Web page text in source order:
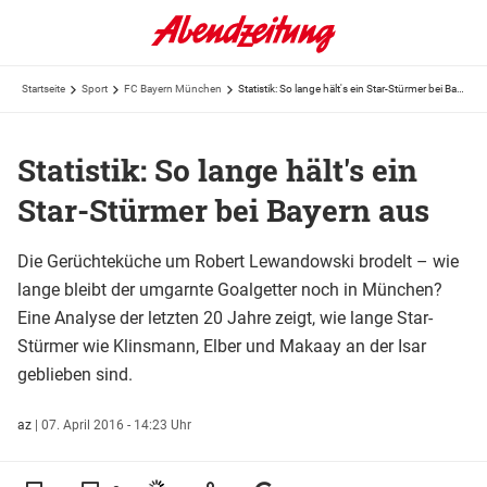
Startseite Sport FC Bayern München
Statistik: So lange hält's ein
Star-Stürmer bei Bayern aus
Die Gerüchteküche um Robert Lewandowski brodelt – wie
lange bleibt der umgarnte Goalgetter noch in München?
Eine Analyse der letzten 20 Jahre zeigt, wie lange Star-
Stürmer wie Klinsmann, Elber und Makaay an der Isar
geblieben sind.
az | 07. April 2016 - 14:23 Uhr